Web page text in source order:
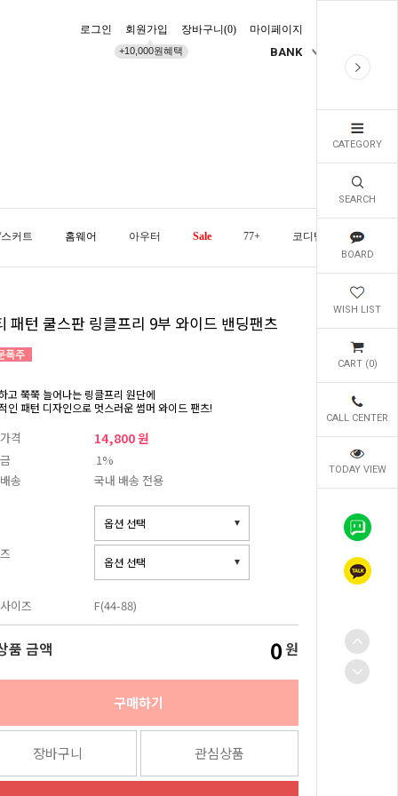
CATEGORY
SEARCH
BOARD
WISH LIST
CART (0)
CALL CENTER
TODAY VIEW
로그인 회원가입
+10,000원혜택
장바구니(0) 마이페이지
BANK
커트 홈웨어 아우터 Sale 77+ 코디템 오늘발송
패턴 쿨스판 링클프리 9부 와이드 밴딩팬츠
고 쭉쭉 늘어나는 링클프리 원단에
인 패턴 디자인으로 멋스러운 썸머 와이드 팬츠!
격 14,800 원
1%
송
국내 배송 전용
이즈 F(44-88)
품 금액 0 원
구매하기
장바구니 관심상품